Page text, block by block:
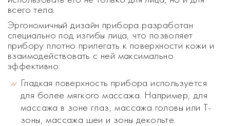
всего тела.
Эргономичный дизайн прибора разработан
специально под изгибы лица, что позволяет
прибору плотно прилегать к поверхности кожи и
взаимодействовать с ней максимально
эффективно:
Гладкая поверхность прибора используется
для более мягкого массажа. Например, для
массажа в зоне глаз, массажа головы или Т-
зоны, массажа шеи и зоны декольте.